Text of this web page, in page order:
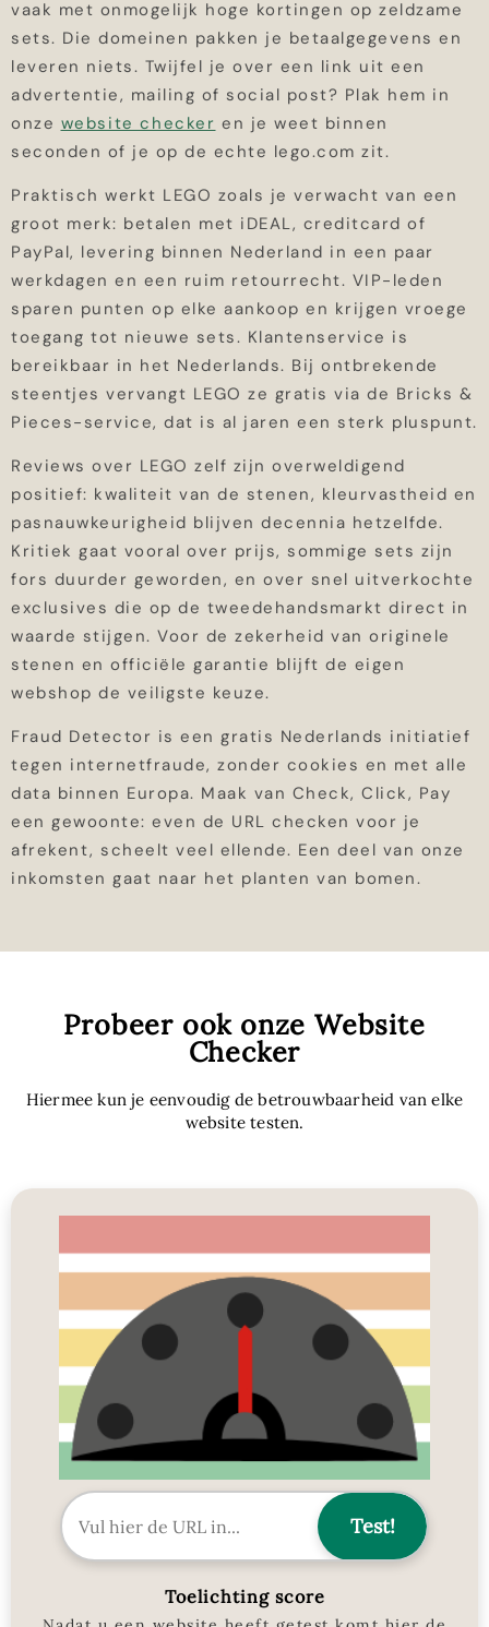
vaak met onmogelijk hoge kortingen op zeldzame
sets. Die domeinen pakken je betaalgegevens en
leveren niets. Twijfel je over een link uit een
advertentie, mailing of social post? Plak hem in
onze website checker en je weet binnen
seconden of je op de echte lego.com zit.
Praktisch werkt LEGO zoals je verwacht van een
groot merk: betalen met iDEAL, creditcard of
PayPal, levering binnen Nederland in een paar
werkdagen en een ruim retourrecht. VIP-leden
sparen punten op elke aankoop en krijgen vroege
toegang tot nieuwe sets. Klantenservice is
bereikbaar in het Nederlands. Bij ontbrekende
steentjes vervangt LEGO ze gratis via de Bricks &
Pieces-service, dat is al jaren een sterk pluspunt.
Reviews over LEGO zelf zijn overweldigend
positief: kwaliteit van de stenen, kleurvastheid en
pasnauwkeurigheid blijven decennia hetzelfde.
Kritiek gaat vooral over prijs, sommige sets zijn
fors duurder geworden, en over snel uitverkochte
exclusives die op de tweedehandsmarkt direct in
waarde stijgen. Voor de zekerheid van originele
stenen en officiële garantie blijft de eigen
webshop de veiligste keuze.
Fraud Detector is een gratis Nederlands initiatief
tegen internetfraude, zonder cookies en met alle
data binnen Europa. Maak van Check, Click, Pay
een gewoonte: even de URL checken voor je
afrekent, scheelt veel ellende. Een deel van onze
inkomsten gaat naar het planten van bomen.
Probeer ook onze Website
Checker
Hiermee kun je eenvoudig de betrouwbaarheid van elke
website testen.
Toelichting score